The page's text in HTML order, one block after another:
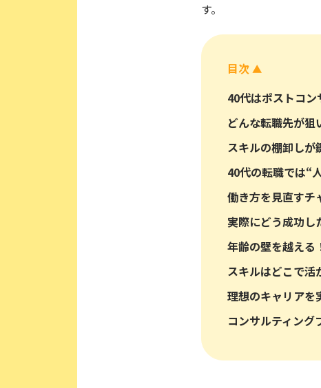
す。
目次▲
40代はポストコ
どんな転職先が狙
スキルの棚卸しが
40代の転職では“
働き方を見直すチ
実際にどう成功し
年齢の壁を越える
スキルはどこで活
理想のキャリアを
コンサルティング